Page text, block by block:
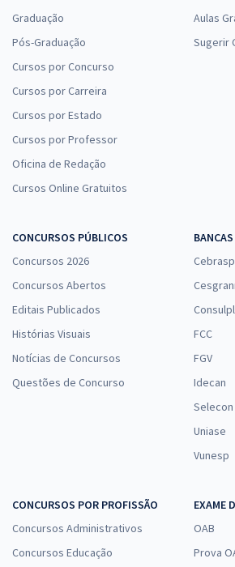
Graduação
Pós-Graduação
Cursos por Concurso
Cursos por Carreira
Cursos por Estado
Cursos por Professor
Oficina de Redação
Cursos Online Gratuitos
Aulas
Sugerir
CONCURSOS PÚBLICOS
Concursos 2026
Concursos Abertos
Editais Publicados
Histórias Visuais
Notícias de Concursos
Questões de Concurso
FCC
FGV
Idecan
Selecon
Uniase
Vunesp
CONCURSOS POR PROFISSÃO
Concursos Administrativos
Concursos Educação
EXAME
OAB
Prova